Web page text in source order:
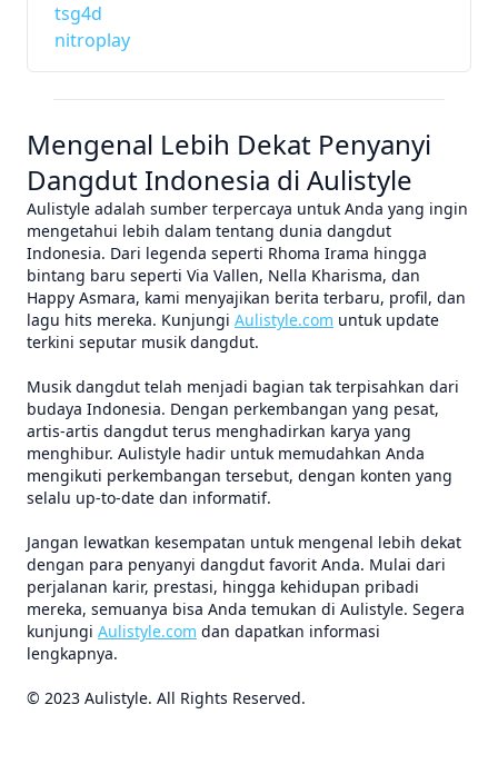
tsg4d
nitroplay
Mengenal Lebih Dekat Penyanyi
Dangdut Indonesia di Aulistyle
Aulistyle adalah sumber terpercaya untuk Anda yang ingin
mengetahui lebih dalam tentang dunia dangdut
Indonesia. Dari legenda seperti Rhoma Irama hingga
bintang baru seperti Via Vallen, Nella Kharisma, dan
Happy Asmara, kami menyajikan berita terbaru, profil, dan
lagu hits mereka. Kunjungi Aulistyle.com untuk update
terkini seputar musik dangdut.
Musik dangdut telah menjadi bagian tak terpisahkan dari
budaya Indonesia. Dengan perkembangan yang pesat,
artis-artis dangdut terus menghadirkan karya yang
menghibur. Aulistyle hadir untuk memudahkan Anda
mengikuti perkembangan tersebut, dengan konten yang
selalu up-to-date dan informatif.
Jangan lewatkan kesempatan untuk mengenal lebih dekat
dengan para penyanyi dangdut favorit Anda. Mulai dari
perjalanan karir, prestasi, hingga kehidupan pribadi
mereka, semuanya bisa Anda temukan di Aulistyle. Segera
kunjungi Aulistyle.com dan dapatkan informasi
lengkapnya.
© 2023 Aulistyle. All Rights Reserved.